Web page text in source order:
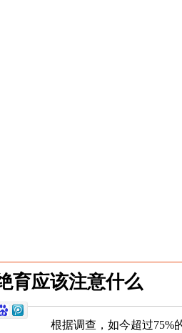
育应该注意什么
根据调查，如今超过75%